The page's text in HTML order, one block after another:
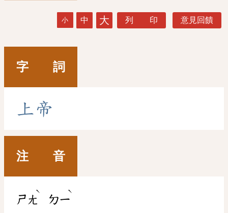
小 中 大 列 印 意見回饋
字 詞
上 帝
注 音
ㄕㄤ
ˋ
ㄉㄧ
ˋ